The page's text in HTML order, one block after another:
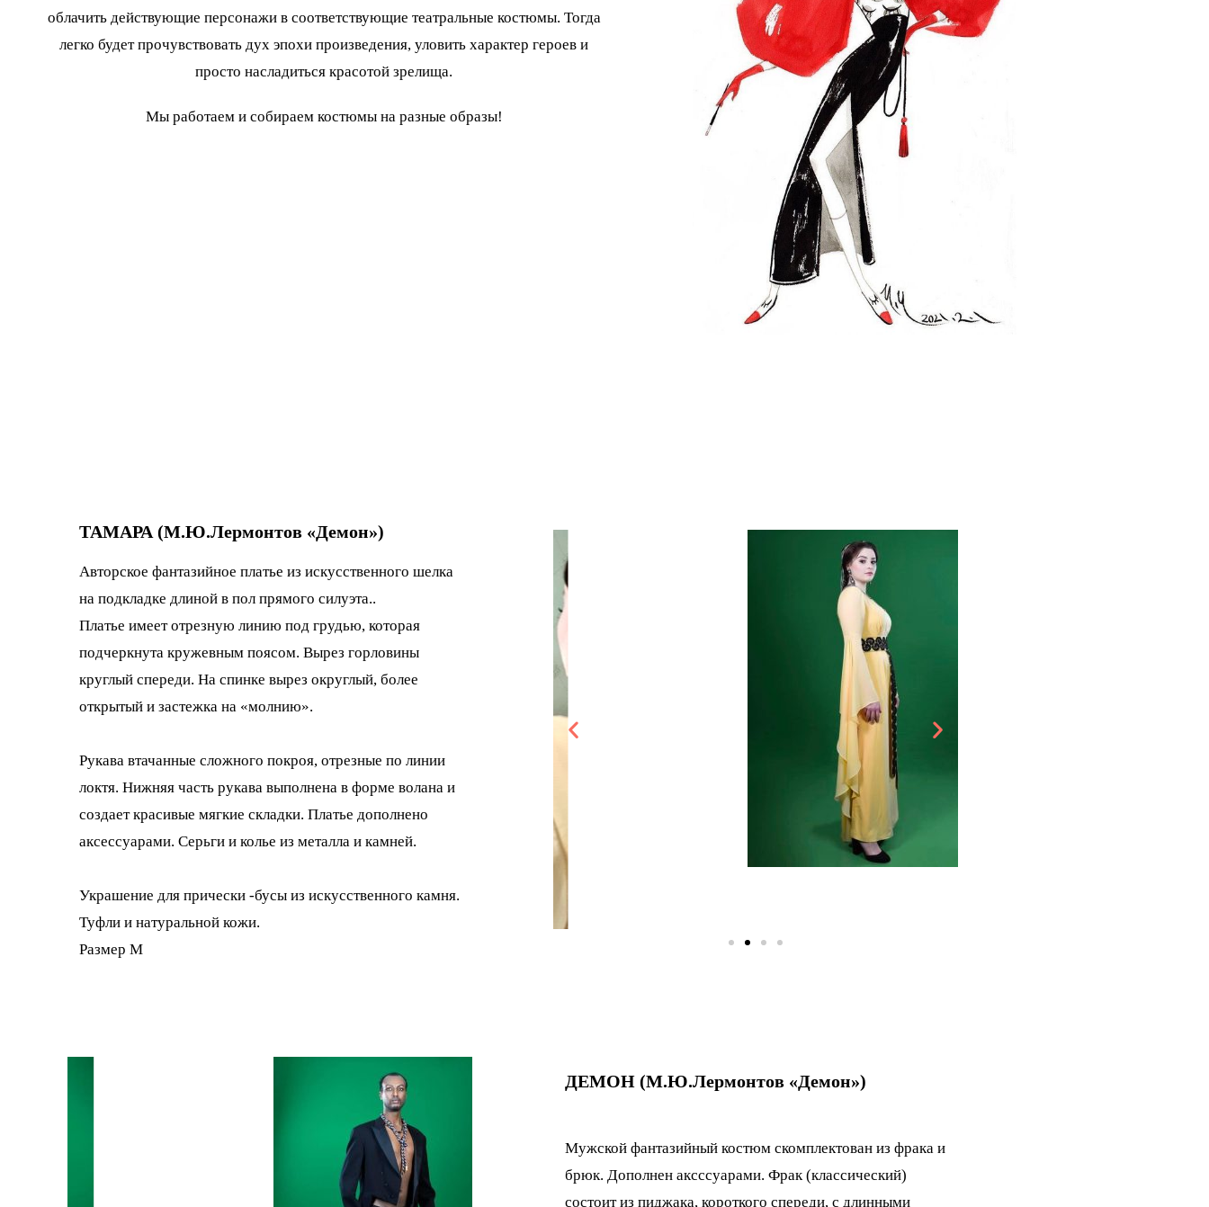
облачить действующие персонажи в соответствующие театральные костюмы. Тогда
легко будет прочувствовать дух эпохи произведения, уловить характер героев и
просто насладиться красотой зрелища.
Мы работаем и собираем костюмы на разные образы!
ТАМАРА (М.Ю.Лермонтов «Демон»)
Авторское фантазийное платье из искусственного шелка
на подкладке длиной в пол прямого силуэта..
Платье имеет отрезную линию под грудью, которая
подчеркнута кружевным поясом. Вырез горловины
круглый спереди. На спинке вырез округлый, более
открытый и застежка на «молнию».
Рукава втачанные сложного покроя, отрезные по линии
локтя. Нижняя часть рукава выполнена в форме волана и
создает красивые мягкие складки. Платье дополнено
аксессуарами. Серьги и колье из металла и камней.
Украшение для прически -бусы из искусственного камня.
Туфли и натуральной кожи.
Размер М
ДЕМОН (М.Ю.Лермонтов «Демон»)
Мужской фантазийный костюм скомплектован из фрака и
брюк. Дополнен аксссуарами. Фрак (классический)
состоит из пиджака, короткого спереди, с длинными